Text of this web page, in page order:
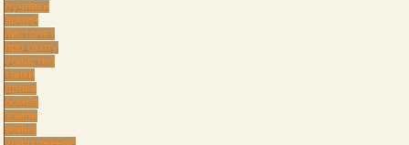
лучники
армия
пистолет
про охоту
убийство
танки
драка
бомба
зомби
война